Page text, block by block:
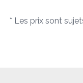
* Les prix sont